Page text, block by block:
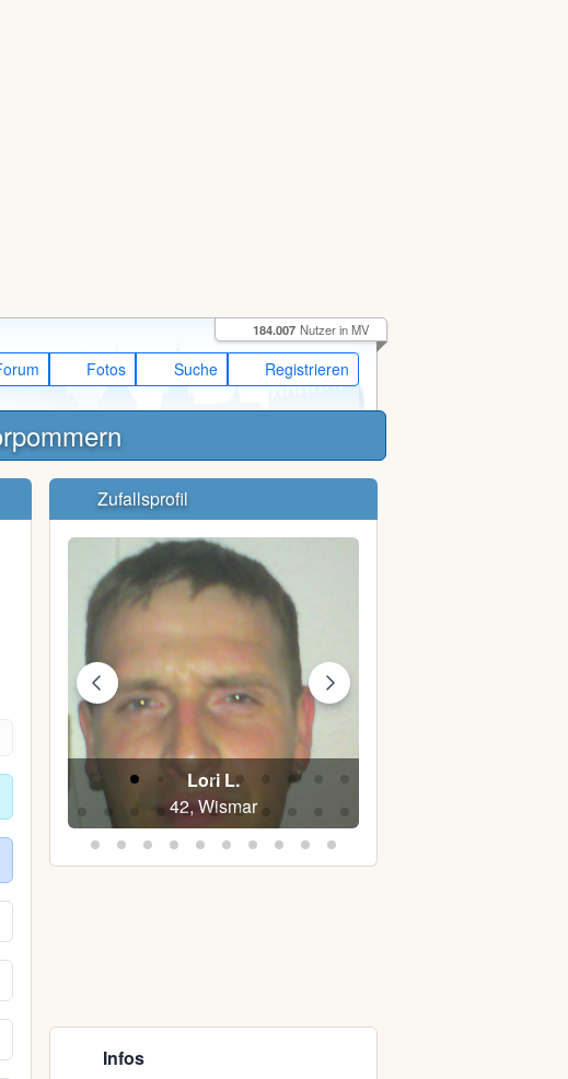
Fotos Suche Registrieren
184.007 Nutzer in MV
Zufallsprofil
Lori L.
42, Wismar
Infos